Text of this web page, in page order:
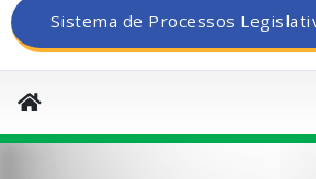
Sistema de Processos